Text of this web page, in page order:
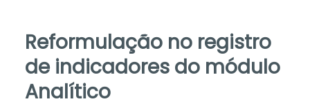
Reformulação no registro
de indicadores do módulo
Analítico